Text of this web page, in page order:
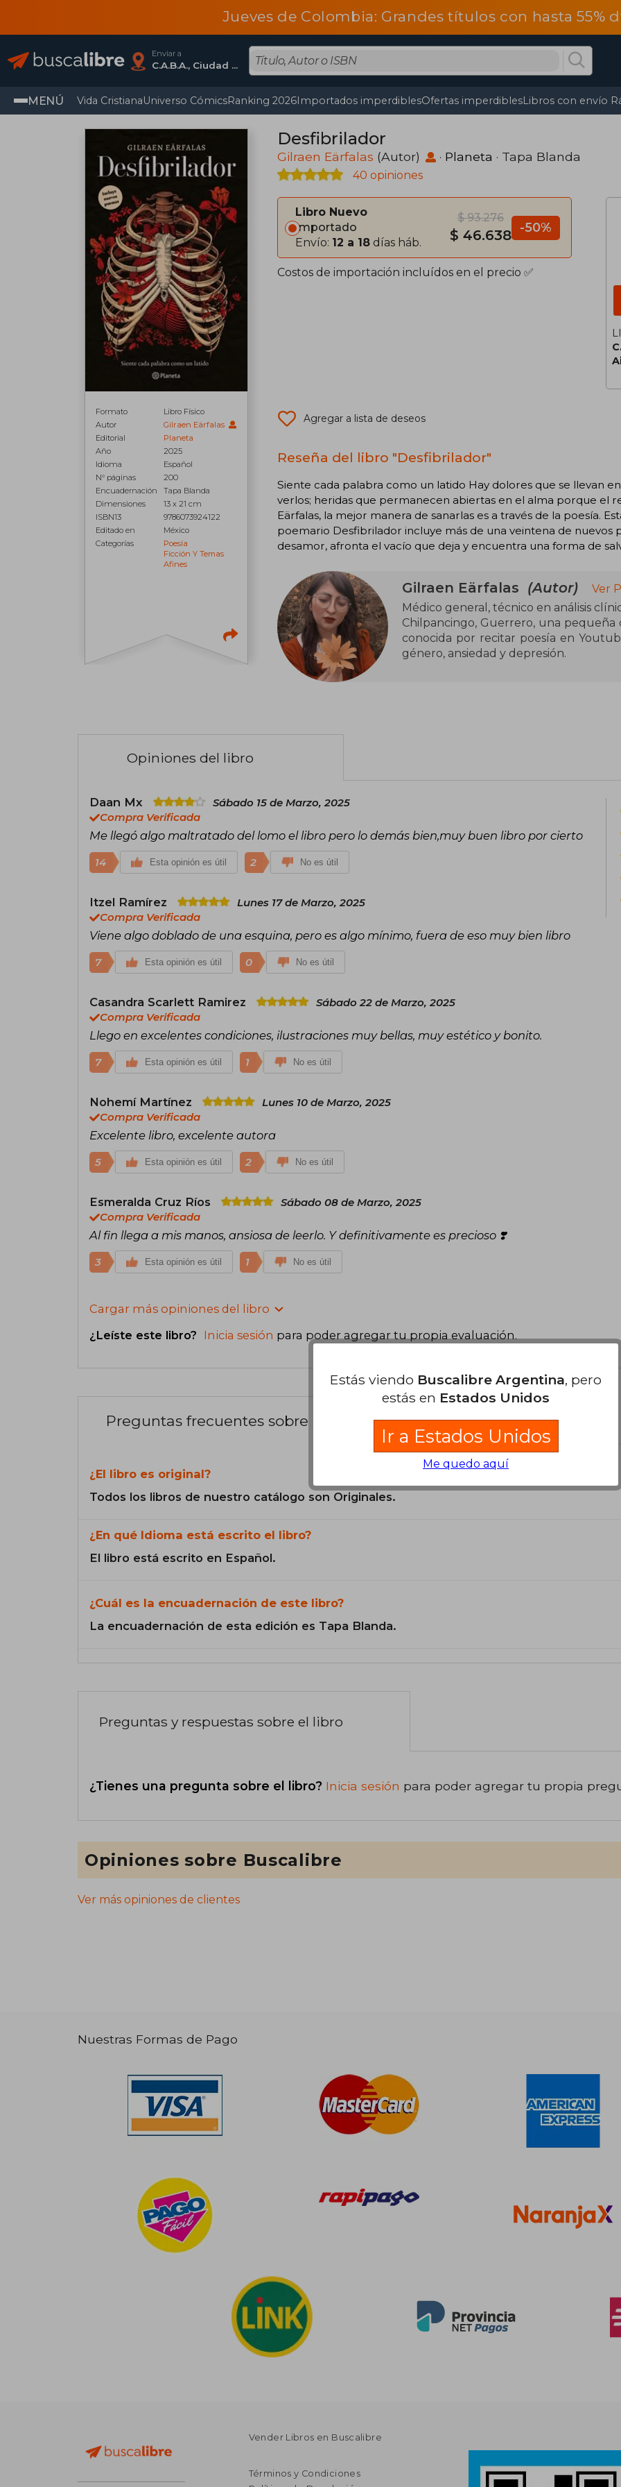
Jueves de Colombia: Grandes títulos con hasta 55%
Enviar a
C.A.B.A., Ciudad Autónoma De Buenos Aires
MENÚ Vida CristianaUniverso CómicsRanking 2026Importados imperdiblesOfertas imperdiblesLibros con envío
Formato
Libro Físico
Autor
Gilraen Eärfalas
Editorial
Planeta
Año
2025
Idioma
Español
N° páginas
200
Encuadernación
Tapa Blanda
Dimensiones
13 x 21 cm
ISBN13
9786073924122
Editado en
México
Categorías
Poesía
Ficción Y Temas
Afines
Desfibrilador
Gilraen Eärfalas (Autor) · Planeta · Tapa Blanda
40 opiniones
Libro Nuevo
Importado
Envío: 12 a 18 días háb.
$ 93.276
$ 46.638 -50%
Costos de importación incluídos en el precio ✅
Agregar a lista de deseos
Reseña del libro "Desfibrilador"
Siente cada palabra como un latido Hay dolores que se llevan
verlos; heridas que permanecen abiertas en el alma porque el
Eärfalas, la mejor manera de sanarlas es a través de la poesía.
poemario Desfibrilador incluye más de una veintena de nuevos
desamor, afronta el vacío que deja y encuentra una forma de
Gilraen Eärfalas (Autor)
Ver
Médico general, técnico en análisis
Chilpancingo, Guerrero, una pequeña
conocida por recitar poesía en
género, ansiedad y depresión.
Opiniones del libro
Daan Mx
Sábado 15 de Marzo, 2025
Compra Verificada
Me llegó algo maltratado del lomo el libro pero lo demás bien,muy buen libro por cierto
14 Esta opinión es útil 2 No es útil
Itzel Ramírez
Lunes 17 de Marzo, 2025
Compra Verificada
Viene algo doblado de una esquina, pero es algo mínimo, fuera de eso muy bien libro
7 Esta opinión es útil 0 No es útil
Casandra Scarlett Ramirez
Sábado 22 de Marzo, 2025
Compra Verificada
Llego en excelentes condiciones, ilustraciones muy bellas, muy estético y bonito.
7 Esta opinión es útil 1 No es útil
Nohemí Martínez
Lunes 10 de Marzo, 2025
Compra Verificada
Excelente libro, excelente autora
5 Esta opinión es útil 2 No es útil
Esmeralda Cruz Ríos
Sábado 08 de Marzo, 2025
Compra Verificada
Al fin llega a mis manos, ansiosa de leerlo. Y definitivamente es precioso ❣️
3 Esta opinión es útil 1 No es útil
Cargar más opiniones del libro
¿Leíste este libro? Inicia sesión para poder agregar tu propia evaluación.
Preguntas frecuentes sobre el libro
¿El libro es original?
Todos los libros de nuestro catálogo son Originales.
¿En qué Idioma está escrito el libro?
El libro está escrito en Español.
¿Cuál es la encuadernación de este libro?
La encuadernación de esta edición es Tapa Blanda.
Preguntas y respuestas sobre el libro
¿Tienes una pregunta sobre el libro? Inicia sesión para poder agregar tu propia
Opiniones sobre Buscalibre
Ver más opiniones de clientes
Nuestras Formas de Pago
Vender Libros en Buscalibre
Términos y Condiciones
Estás viendo Buscalibre Argentina, pero
estás en Estados Unidos
Ir a Estados Unidos
Me quedo aquí